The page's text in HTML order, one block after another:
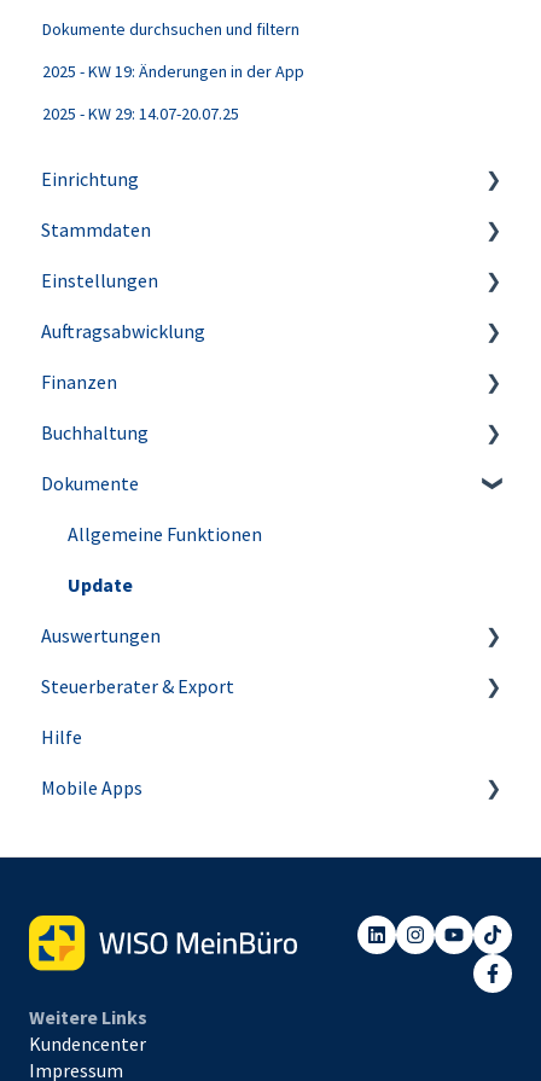
Dokumente durchsuchen und filtern
2025 - KW 19: Änderungen in der App
2025 - KW 29: 14.07-20.07.25
Einrichtung
Account & Benutzer
Update-Historie
Stammdaten
Artikel
Kunden
Lieferanten
Einstellungen
Firmeneinstellungen
Steuereinstellungen
Kleinstammdaten
Briefpapier & Vorlagen
E-Mail-Versand
Auftragsabwicklung
Angebote
Rechnungen
E-Rechnungen
Aufgaben
Abos
Einkauf
Finanzen
Allgemein
Banking
Informationen zu deiner Bank
Lastschriften & Überweisungen
Buchhaltung
Belege erfassen & zuordnen
Buchungshilfen
Buchhaltungswissen
Anlagenverwaltung
Mahnwesen
Dokumente
Allgemeine Funktionen
Update
Auswertungen
Steuer-Auswertungen
Steuerberater & Export
Für Steuerberater
Hilfe
Mobile Apps
Weitere Links
Kundencenter
Impressum